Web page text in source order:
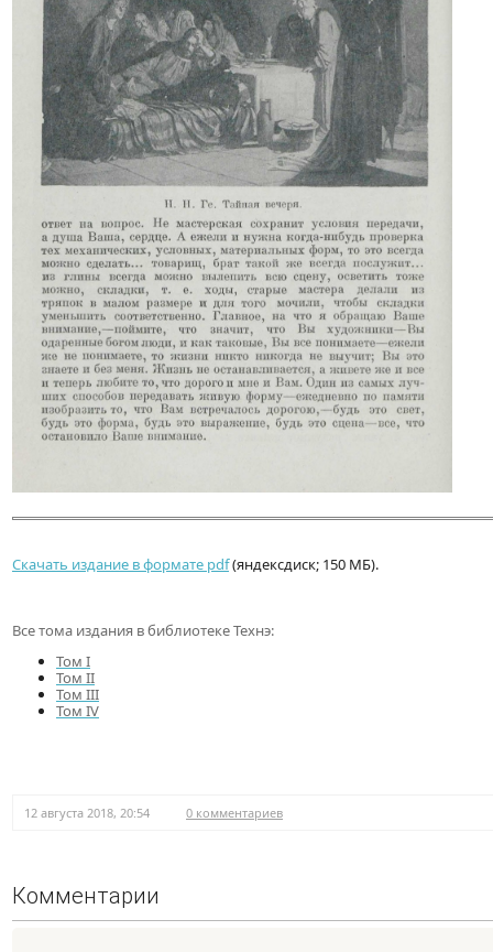
Скачать издание в формате pdf(яндексдиск; 150 МБ).
Все тома издания в библиотеке Технэ:
Том I
Том II
Том III
Том IV
12 августа 2018, 20:54 0 комментариев
Комментарии